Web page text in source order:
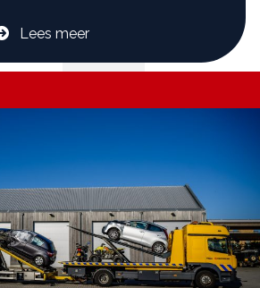
Lees meer